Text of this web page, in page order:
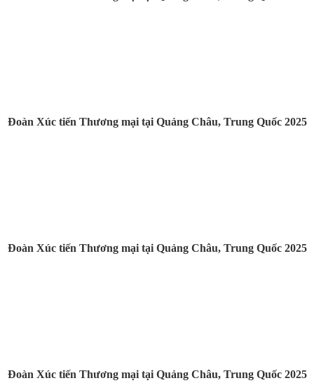
Đoàn Xúc tiến Thương mại tại Quảng Châu, Trung Quốc 2025
Đoàn Xúc tiến Thương mại tại Quảng Châu, Trung Quốc 2025
Đoàn Xúc tiến Thương mại tại Quảng Châu, Trung Quốc 2025